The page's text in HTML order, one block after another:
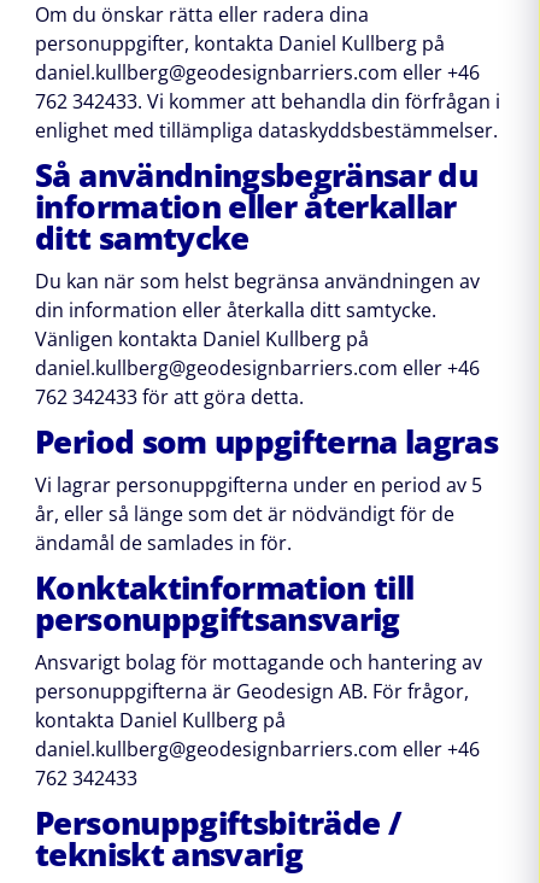
Om du önskar rätta eller radera dina
personuppgifter, kontakta Daniel Kullberg på
daniel.kullberg@geodesignbarriers.com eller +46
762 342433. Vi kommer att behandla din förfrågan i
enlighet med tillämpliga dataskyddsbestämmelser.
Så användningsbegränsar du
information eller återkallar
ditt samtycke
Du kan när som helst begränsa användningen av
din information eller återkalla ditt samtycke.
Vänligen kontakta Daniel Kullberg på
daniel.kullberg@geodesignbarriers.com eller +46
762 342433 för att göra detta.
Period som uppgifterna lagras
Vi lagrar personuppgifterna under en period av 5
år, eller så länge som det är nödvändigt för de
ändamål de samlades in för.
Konktaktinformation till
personuppgiftsansvarig
Ansvarigt bolag för mottagande och hantering av
personuppgifterna är Geodesign AB. För frågor,
kontakta Daniel Kullberg på
daniel.kullberg@geodesignbarriers.com eller +46
762 342433
Personuppgiftsbiträde /
tekniskt ansvarig